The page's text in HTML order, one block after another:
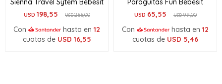
Sienna Travel Sytem Bebesit
USD 198,55 USD266,00
Con hasta en 12
cuotas de USD 16,55
Paraguitas Fun Bebesit
USD 65,55 USD99,00
Con hasta en 12
cuotas de USD 5,46